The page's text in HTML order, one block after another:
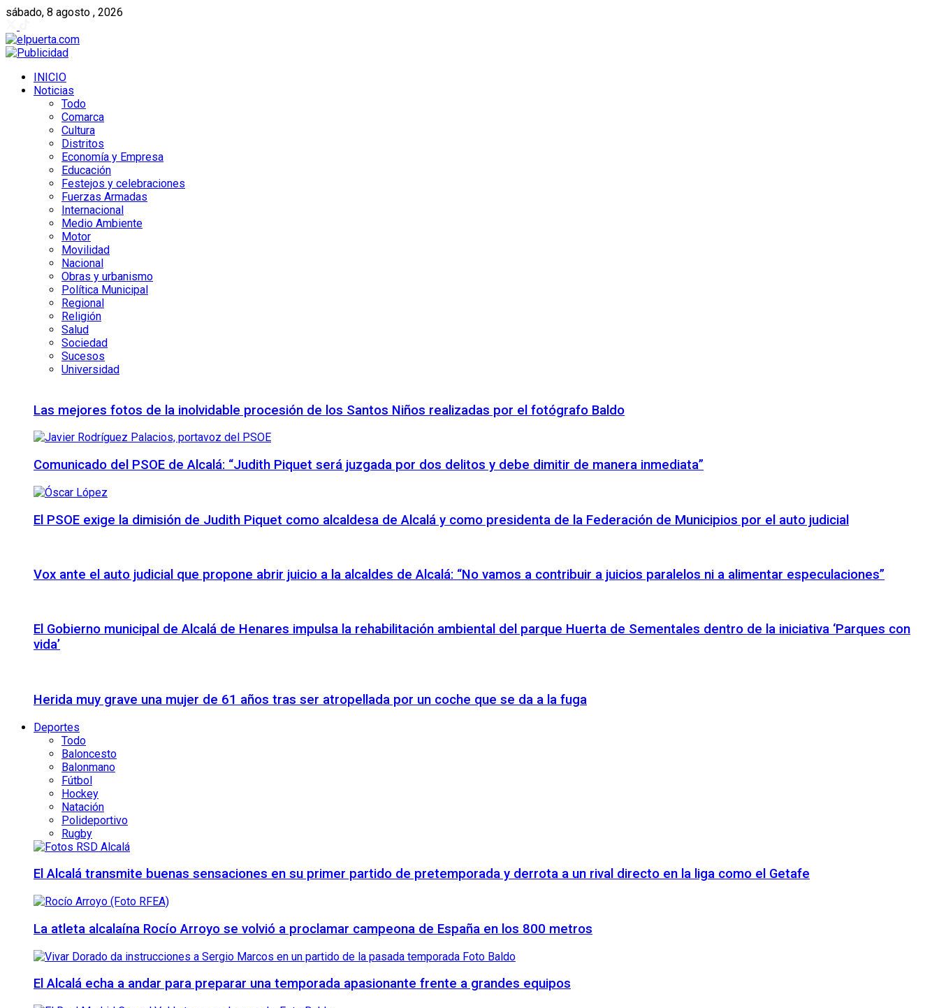
sábado, 8 agosto , 2026
INICIO
Noticias
Todo
Comarca
Cultura
Distritos
Economía y Empresa
Educación
Festejos y celebraciones
Fuerzas Armadas
Internacional
Medio Ambiente
Motor
Movilidad
Nacional
Obras y urbanismo
Política Municipal
Regional
Religión
Salud
Sociedad
Sucesos
Universidad
Las mejores fotos de la inolvidable procesión de los Santos Niños realizadas por el fotógrafo Baldo
Comunicado del PSOE de Alcalá: “Judith Piquet será juzgada por dos delitos y debe dimitir de manera inmediata”
El PSOE exige la dimisión de Judith Piquet como alcaldesa de Alcalá y como presidenta de la Federación de Municipios por el auto judicial
Vox ante el auto judicial que propone abrir juicio a la alcaldes de Alcalá: “No vamos a contribuir a juicios paralelos ni a alimentar especulaciones”
El Gobierno municipal de Alcalá de Henares impulsa la rehabilitación ambiental del parque Huerta de Sementales dentro de la iniciativa ‘Parques con
vida’
Herida muy grave una mujer de 61 años tras ser atropellada por un coche que se da a la fuga
Deportes
Todo
Baloncesto
Balonmano
Fútbol
Hockey
Natación
Polideportivo
Rugby
El Alcalá transmite buenas sensaciones en su primer partido de pretemporada y derrota a un rival directo en la liga como el Getafe
La atleta alcalaína Rocío Arroyo se volvió a proclamar campeona de España en los 800 metros
El Alcalá echa a andar para preparar una temporada apasionante frente a grandes equipos